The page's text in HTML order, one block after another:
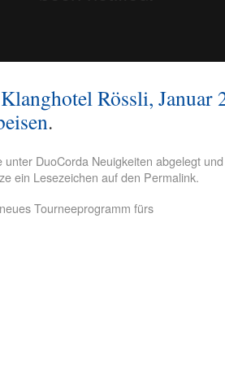
Rössli, Januar
.
unter DuoCorda Neuigkeiten abgelegt
ein Lesezeichen auf den Permalink.
Tourneeprogramm fürs